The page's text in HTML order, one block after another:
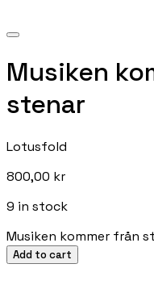
Musiken
stenar
Lotusfold
800,00 kr
9 in stock
Musiken kommer från
Add to cart